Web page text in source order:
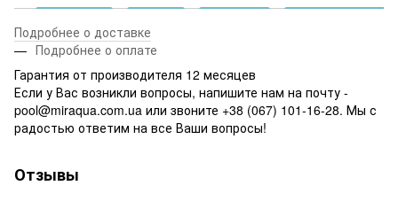
Подробнее о доставке
Подробнее о оплате
Гарантия от производителя 12 месяцев
Если у Вас возникли вопросы, напишите нам на почту -
pool@miraqua.com.ua или звоните +38 (067) 101-16-28. Мы с
радостью ответим на все Ваши вопросы!
Отзывы